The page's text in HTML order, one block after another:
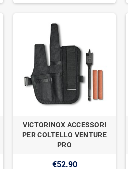
VICTORINOX ACCESSORI
PER COLTELLO VENTURE
PRO
€52.90